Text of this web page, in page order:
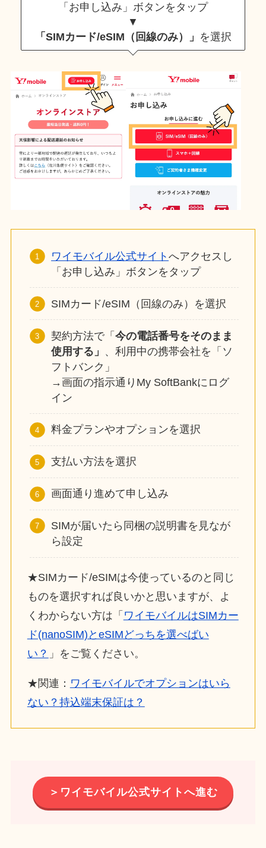
「お申し込み」ボタンをタップ
▼
「SIMカード/eSIM（回線のみ）」 を選択
ワイモバイル公式サイトへアクセスし
「お申し込み」ボタンをタップ
SIMカード/eSIM（回線のみ）を選択
契約方法で「今の電話番号をそのまま
使用する」 、利用中の携帯会社を「ソ
フトバンク」
→画面の指示通りMy SoftBankにログ
イン
料金プランやオプションを選択
支払い方法を選択
画面通り進めて申し込み
SIMが届いたら同梱の説明書を見なが
ら設定
★SIMカード/eSIMは今使っているのと同じ
ものを選択すれば良いかと思いますが、よ
くわからない方は「 ワイモバイルはSIMカー
ド(nanoSIM)とeSIMどっちを選べばい
い？ 」をご覧ください。
★関連： ワイモバイルでオプションはいら
ない？持込端末保証は？
＞ワイモバイル公式サイトへ進む